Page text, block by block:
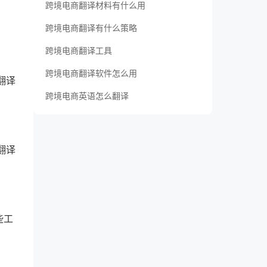
译
译
工
跨境电商翻译材料有什么用
跨境电商翻译有什么策略
跨境电商翻译工具
跨境电商翻译软件怎么用
跨境电商英语怎么翻译